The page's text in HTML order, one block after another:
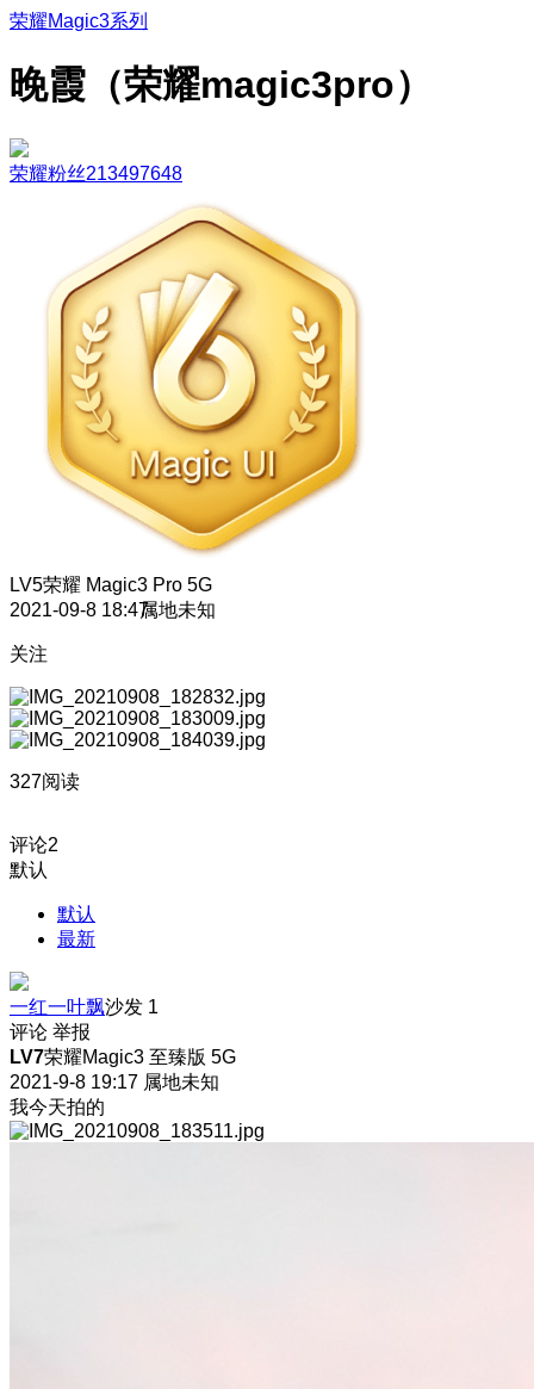
荣耀Magic3系列
晚霞（荣耀magic3pro）
荣耀粉丝213497648
LV5荣耀 Magic3 Pro 5G
2021-09-8 18:47属地未知
关注
327阅读
评论2
默认
默认
最新
一红一叶飘沙发 1
评论 举报
LV7荣耀Magic3 至臻版 5G
2021-9-8 19:17 属地未知
我今天拍的